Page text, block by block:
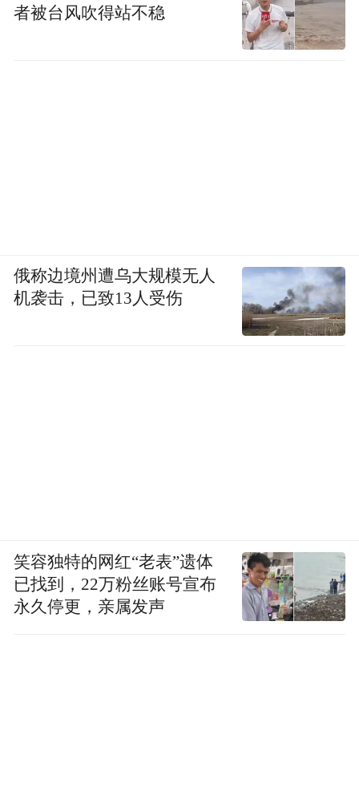
者被台风吹得站不稳
俄称边境州遭乌大规模无人
机袭击，已致13人受伤
笑容独特的网红“老表”遗体
已找到，22万粉丝账号宣布
永久停更，亲属发声